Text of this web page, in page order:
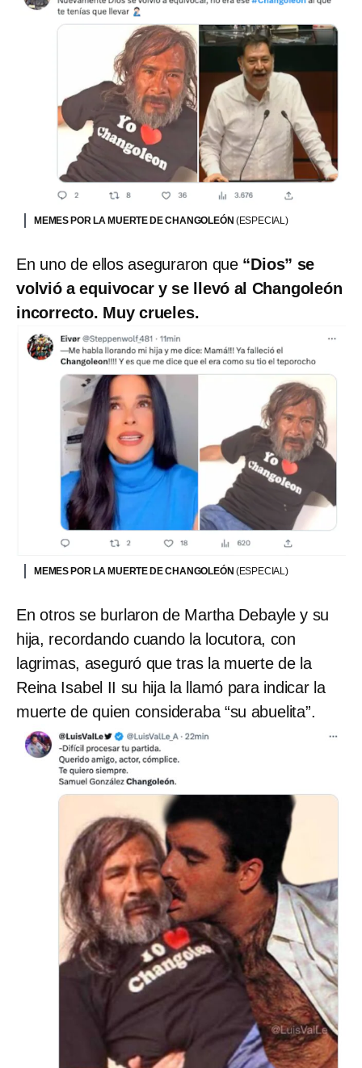
MEMES POR LA MUERTE DE CHANGOLEÓN (ESPECIAL)
En uno de ellos aseguraron que “Dios” se
volvió a equivocar y se llevó al Changoleón
incorrecto. Muy crueles.
MEMES POR LA MUERTE DE CHANGOLEÓN (ESPECIAL)
En otros se burlaron de Martha Debayle y su
hija, recordando cuando la locutora, con
lagrimas, aseguró que tras la muerte de la
Reina Isabel II su hija la llamó para indicar la
muerte de quien consideraba “su abuelita”.